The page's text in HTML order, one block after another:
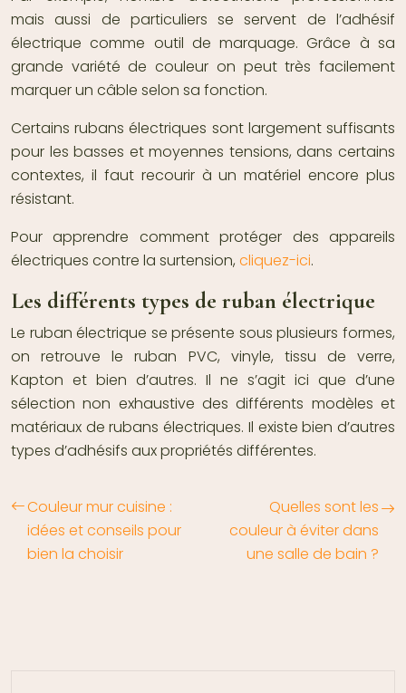
mais aussi de particuliers se servent de l’adhésif
électrique comme outil de marquage. Grâce à sa
grande variété de couleur on peut très facilement
marquer un câble selon sa fonction.
Certains rubans électriques sont largement suffisants
pour les basses et moyennes tensions, dans certains
contextes, il faut recourir à un matériel encore plus
résistant.
Pour apprendre comment protéger des appareils
électriques contre la surtension, cliquez-ici.
Les différents types de ruban électrique
Le ruban électrique se présente sous plusieurs formes,
on retrouve le ruban PVC, vinyle, tissu de verre,
Kapton et bien d’autres. Il ne s’agit ici que d’une
sélection non exhaustive des différents modèles et
matériaux de rubans électriques. Il existe bien d’autres
types d’adhésifs aux propriétés différentes.
Couleur mur cuisine :
idées et conseils pour
bien la choisir
Quelles sont les
couleur à éviter dans
une salle de bain ?